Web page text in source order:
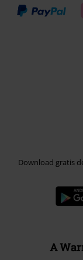
Download gratis
A